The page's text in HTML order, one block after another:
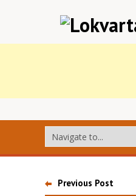
Previous Post